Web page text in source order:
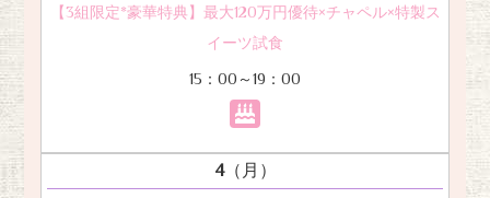
【3組限定*豪華特典】最大120万円優待×チャペル×特製ス
イーツ試食
15：00～19：00
4（月）